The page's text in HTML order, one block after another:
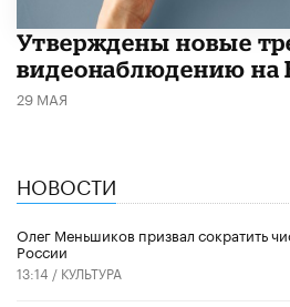
Утверждены новые
видеонаблюдению на
29 МАЯ
НОВОСТИ
Олег Меньшиков призвал сократить
России
13:14 / КУЛЬТУРА